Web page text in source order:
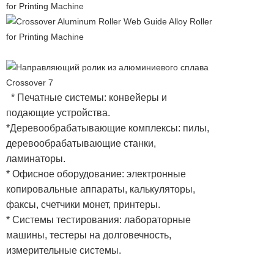
* Печатные системы: конвейеры и
подающие устройства.
*Деревообрабатывающие комплексы: пилы,
деревообрабатывающие станки,
ламинаторы.
* Офисное оборудование: электронные
копировальные аппараты, калькуляторы,
факсы, счетчики монет, принтеры.
* Системы тестирования: лабораторные
машины, тестеры на долговечность,
измерительные системы.